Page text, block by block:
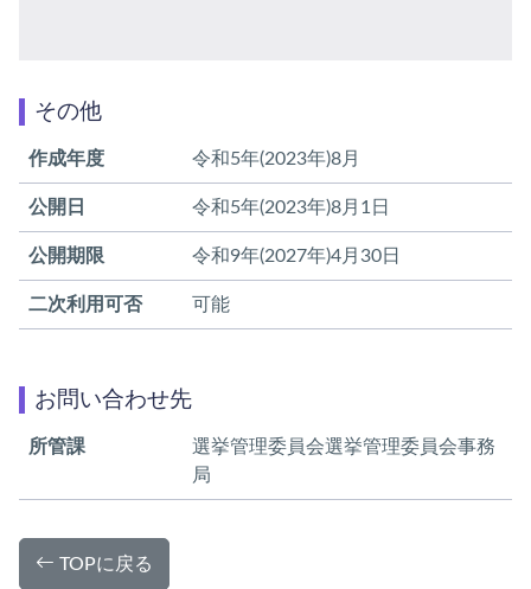
その他
作成年度 令和5年(2023年)8月
公開日 令和5年(2023年)8月1日
公開期限 令和9年(2027年)4月30日
二次利用可否 可能
お問い合わせ先
所管課
選挙管理委員会選挙管理委員会事務
局
TOPに戻る